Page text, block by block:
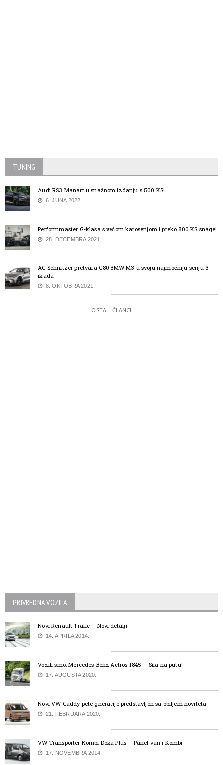
TUNING
Audi RS3 Manart u snažnom izdanju s 500 KS!
6. JUNA 2022.
Performmaster G-klasa s većom karoserijom i preko 800 KS snage!
28. DECEMBRA 2021.
AC Schnitzer pretvara G80 BMW M3 u svoju najmoćniju seriju 3
ikada
8. OKTOBRA 2021.
OSTALI ČLANCI
PRIVREDNA VOZILA
Novi Renault Trafic – Novi detalji
14. APRILA 2014.
Vozili smo: Mercedes-Benz Actros 1845 – Sila na putu!
17. AUGUSTA 2020.
Novi VW Caddy pete gneracije predstavljen sa obiljem noviteta
21. FEBRUARA 2020.
VW Transporter Kombi Doka Plus – Panel van i Kombi
17. NOVEMBRA 2014.